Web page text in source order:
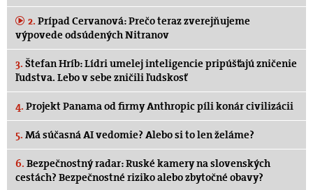
2. Prípad Cervanová: Prečo teraz zverejňujeme
výpovede odsúdených Nitranov
3. Štefan Hríb: Lídri umelej inteligencie pripúšťajú zničenie
ľudstva. Lebo v sebe zničili ľudskosť
4. Projekt Panama od firmy Anthropic píli konár civilizácii
5. Má súčasná AI vedomie? Alebo si to len želáme?
6. Bezpečnostný radar: Ruské kamery na slovenských
cestách? Bezpečnostné riziko alebo zbytočné obavy?